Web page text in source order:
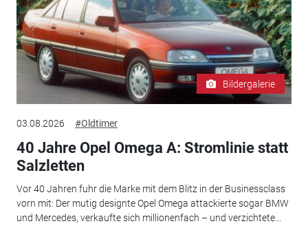
Bildergalerie
03.08.2026 #Oldtimer
40 Jahre Opel Omega A: Stromlinie statt
Salzletten
Vor 40 Jahren fuhr die Marke mit dem Blitz in der Businessclass
vorn mit: Der mutig designte Opel Omega attackierte sogar BMW
und Mercedes, verkaufte sich millionenfach – und verzichtete...